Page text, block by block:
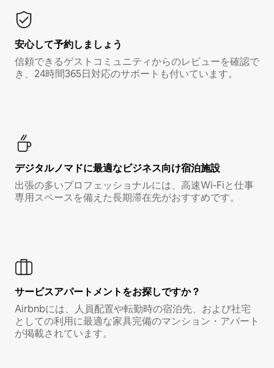
安心して予約しましょう
信頼できるゲストコミュニティからのレビューを確認で
き、24時間365日対応のサポートも付いています。
デジタルノマド⁠に最⁠適⁠なビ⁠ジ⁠ネ⁠ス⁠向⁠け宿⁠泊⁠施⁠設
出張の多いプロフェッショナルには、高速Wi-Fiと仕事
専用スペースを備えた長期滞在先がおすすめです。
サービスアパートメントをお探しですか？
Airbnbには、人員配置や転勤時の宿泊先、および社宅
としての利用に最適な家具完備のマンション・アパート
が掲載されています。